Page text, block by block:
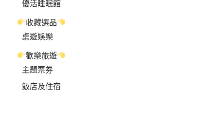
優活睡眠館
收藏選品
桌遊娛樂
歡樂旅遊
主題票券
飯店及住宿